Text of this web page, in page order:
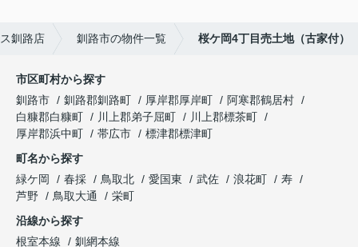
釧路店 釧路市の物件一覧 桜ケ岡4丁目売土地（古家付）
市区町村から探す
釧路市
釧路郡釧路町 厚岸郡厚岸町
阿寒郡鶴居村
白糠郡白糠町
川上郡弟子屈町
川上郡標茶町
厚岸郡浜中町
帯広市
標津郡標津町
町名から探す
緑ケ岡
春採 鳥取北 愛国東 武佐 浪花町
寿
芦野
鳥取大通
栄町
沿線から探す
根室本線
釧網本線